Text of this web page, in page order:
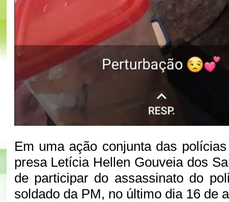
Em uma ação conjunta das
presa Letícia Hellen Gouveia dos
de participar do assassinato do
soldado da PM, no último dia 16 de